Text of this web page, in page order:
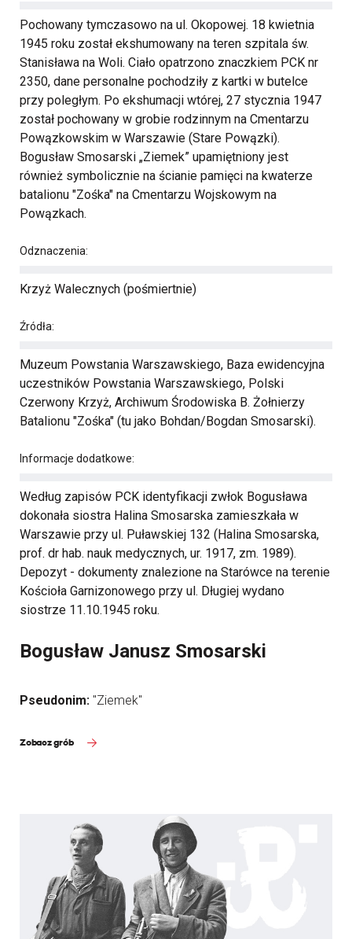
Pochowany tymczasowo na ul. Okopowej. 18 kwietnia
1945 roku został ekshumowany na teren szpitala św.
Stanisława na Woli. Ciało opatrzono znaczkiem PCK nr
2350, dane personalne pochodziły z kartki w butelce
przy poległym. Po ekshumacji wtórej, 27 stycznia 1947
został pochowany w grobie rodzinnym na Cmentarzu
Powązkowskim w Warszawie (Stare Powązki).
Bogusław Smosarski „Ziemek” upamiętniony jest
również symbolicznie na ścianie pamięci na kwaterze
batalionu "Zośka" na Cmentarzu Wojskowym na
Powązkach.
Odznaczenia:
Krzyż Walecznych (pośmiertnie)
Źródła:
Muzeum Powstania Warszawskiego, Baza ewidencyjna
uczestników Powstania Warszawskiego, Polski
Czerwony Krzyż, Archiwum Środowiska B. Żołnierzy
Batalionu "Zośka" (tu jako Bohdan/Bogdan Smosarski).
Informacje dodatkowe:
Według zapisów PCK identyfikacji zwłok Bogusława
dokonała siostra Halina Smosarska zamieszkała w
Warszawie przy ul. Puławskiej 132 (Halina Smosarska,
prof. dr hab. nauk medycznych, ur. 1917, zm. 1989).
Depozyt - dokumenty znalezione na Starówce na terenie
Kościoła Garnizonowego przy ul. Długiej wydano
siostrze 11.10.1945 roku.
Bogusław Janusz Smosarski
Pseudonim: "Ziemek"
Zobacz grób